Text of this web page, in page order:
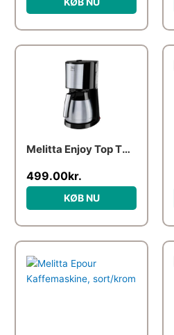
Melitta Enjoy Top Therm Kaffemaskine
499.00kr.
KØB NU